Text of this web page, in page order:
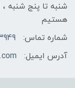
هستیم
شماره تماس:
آدرس ایمیل: